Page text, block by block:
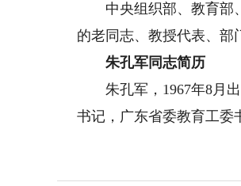
中央组织部、教育部、
的老同志、教授代表、部
朱孔军同志简历
朱孔军，1967年8月出
书记，广东省委教育工委